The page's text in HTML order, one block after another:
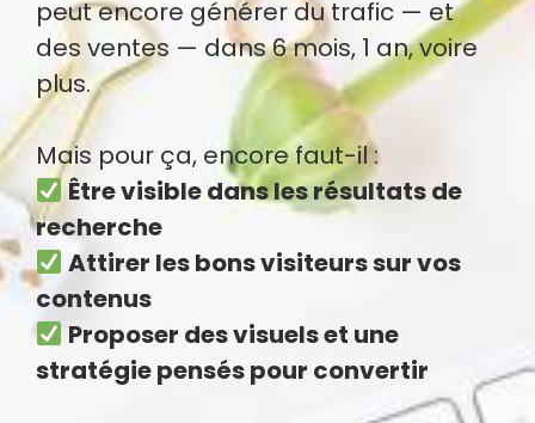
peut encore générer du trafic — et
des ventes — dans 6 mois, 1 an, voire
plus.
Mais pour ça, encore faut-il :
Être visible dans les résultats de
recherche
Attirer les bons visiteurs sur vos
contenus
Proposer des visuels et une
stratégie pensés pour convertir